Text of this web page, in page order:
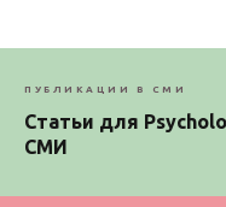
ПУБЛИКАЦИИ В СМИ
Статьи для
СМИ